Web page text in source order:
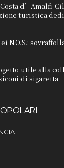
d’Amalfi-
turistica
N.O.S.:
utile alla
di sigaretta